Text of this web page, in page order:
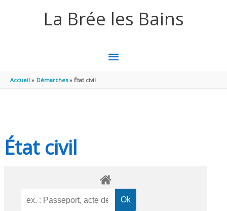
La Brée les Bains
MENU
Accueil Démarches État civil
État civil